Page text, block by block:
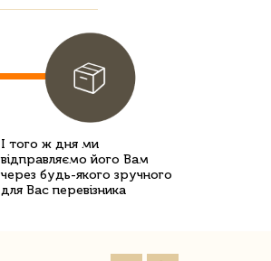
І того ж дня ми
відправляємо його Вам
через будь-якого зручного
для Вас перевізника